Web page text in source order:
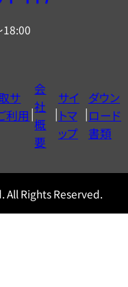
18:00
サ
利用
会
社
概
要
サイ
トマ
ップ
ダウン
ロード
書類
All Rights Reserved.